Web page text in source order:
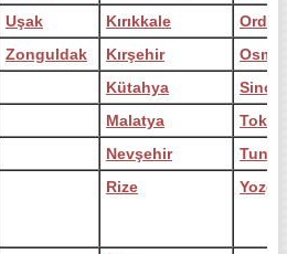
Uşak Kırıkkale
Ordu
Zonguldak Kırşehir
Kütahya
Sinop
Malatya
Tokat
Nevşehir
Rize